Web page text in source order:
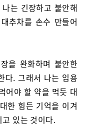
는 긴장하고 불안해
추차를 손수 만들어
을 완화하며 불안한
다. 그래서 나는 임용
어야 할 약을 먹듯 대
한 힘든 기억을 이겨
있는 것이다.